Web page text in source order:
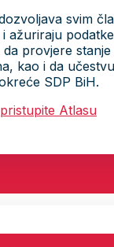
svim
ažuriraju
provjere stanje
kao i da
SDP BiH.
Atlasu